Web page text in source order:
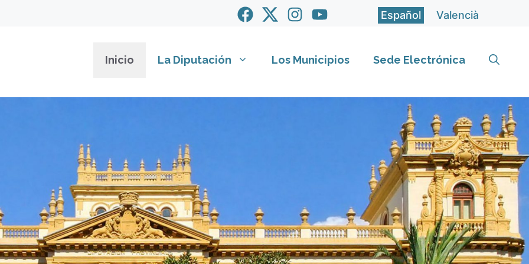
Español Valencià
Inicio La Diputación Los Municipios Sede Electrónica